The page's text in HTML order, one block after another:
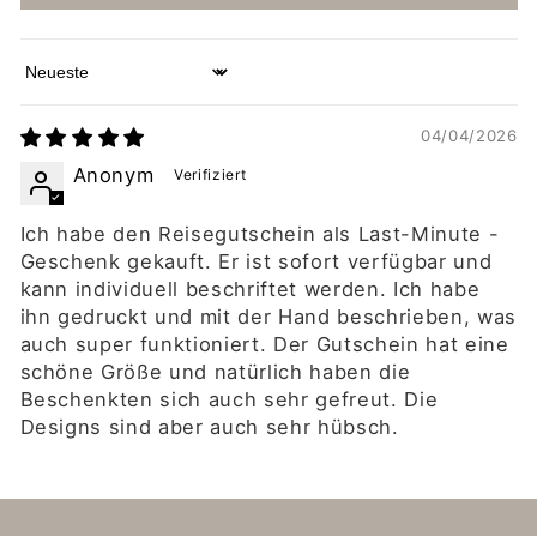
Sort by
04/04/2026
Anonym
Ich habe den Reisegutschein als Last-Minute -
Geschenk gekauft. Er ist sofort verfügbar und
kann individuell beschriftet werden. Ich habe
ihn gedruckt und mit der Hand beschrieben, was
auch super funktioniert. Der Gutschein hat eine
schöne Größe und natürlich haben die
Beschenkten sich auch sehr gefreut. Die
Designs sind aber auch sehr hübsch.